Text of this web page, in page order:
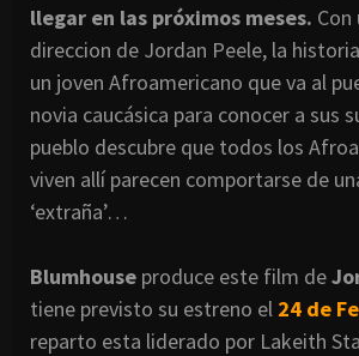
llegar en las próximos meses. Con
direccion de Jordan Peele, la
un joven Afroamericano que va al
novia caucásica para conocer a sus
pueblo descubre que todos los
viven allí parecen comportarse de
‘extraña’…
Blumhouse produce este film de
tiene previsto su estreno el 24 de
reparto esta liderado por Lakeith